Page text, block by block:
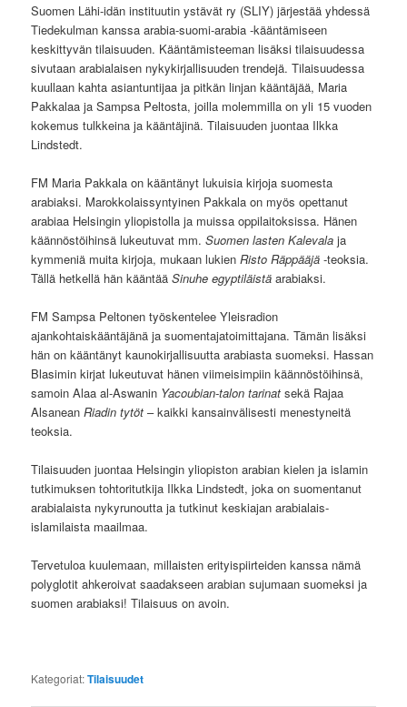
Suomen Lähi-idän instituutin ystävät ry (SLIY) järjestää yhdessä
Tiedekulman kanssa arabia-suomi-arabia -kääntämiseen
keskittyvän tilaisuuden. Kääntämisteeman lisäksi tilaisuudessa
sivutaan arabialaisen nykykirjallisuuden trendejä. Tilaisuudessa
kuullaan kahta asiantuntijaa ja pitkän linjan kääntäjää, Maria
Pakkalaa ja Sampsa Peltosta, joilla molemmilla on yli 15 vuoden
kokemus tulkkeina ja kääntäjinä. Tilaisuuden juontaa Ilkka
Lindstedt.
FM Maria Pakkala on kääntänyt lukuisia kirjoja suomesta
arabiaksi. Marokkolaissyntyinen Pakkala on myös opettanut
arabiaa Helsingin yliopistolla ja muissa oppilaitoksissa. Hänen
käännöstöihinsä lukeutuvat mm.Suomen lasten Kalevala ja
kymmeniä muita kirjoja, mukaan lukienRisto Räppääjä -teoksia.
Tällä hetkellä hän kääntääSinuhe egyptiläistäarabiaksi.
FM Sampsa Peltonen työskentelee Yleisradion
ajankohtaiskääntäjänä ja suomentajatoimittajana. Tämän lisäksi
hän on kääntänyt kaunokirjallisuutta arabiasta suomeksi. Hassan
Blasimin kirjat lukeutuvat hänen viimeisimpiin käännöstöihinsä,
samoin Alaa al-Aswanin Yacoubian-talon tarinat sekä Rajaa
AlsaneanRiadin tytöt – kaikki kansainvälisesti menestyneitä
teoksia.
Tilaisuuden juontaa Helsingin yliopiston arabian kielen ja islamin
tutkimuksen tohtoritutkija Ilkka Lindstedt, joka on suomentanut
arabialaista nykyrunoutta ja tutkinut keskiajan arabialais-
islamilaista maailmaa.
Tervetuloa kuulemaan, millaisten erityispiirteiden kanssa nämä
polyglotit ahkeroivat saadakseen arabian sujumaan suomeksi ja
suomen arabiaksi! Tilaisuus on avoin.
Kategoriat:Tilaisuudet